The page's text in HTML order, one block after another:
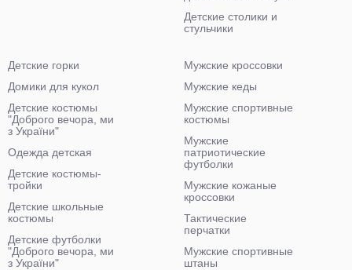
Детские столики и
стульчики
Детские горки
Домики для кукол
Детские костюмы
"Доброго вечора, ми
з України"
Одежда детская
Детские костюмы-
тройки
Детские школьные
костюмы
Детские футболки
"Доброго вечора, ми
з України"
Мужские кроссовки
Мужские кеды
Мужские спортивные
костюмы
Мужские
патриотические
футболки
Мужские кожаные
кроссовки
Тактические
перчатки
Мужские спортивные
штаны